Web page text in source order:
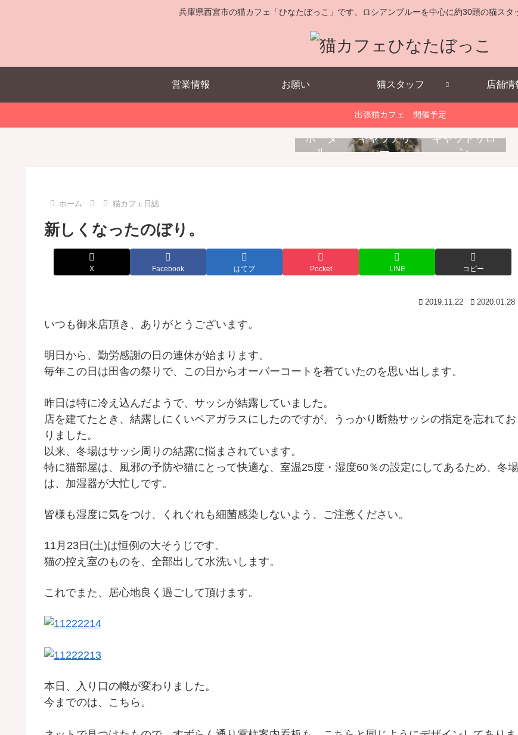
兵庫県西宮市の猫カフェ「ひなたぼっこ」です。ロシアンブルーを中心に約30頭の猫スタ
営業情報 お願い 猫スタッフ 店舗情
出張猫カフェ 開催予定
ポータ
ル
キャッテリ
ー
キャットサロ
ン
ホーム 猫カフェ日誌
新しくなったのぼり。
X Facebook はてブ Pocket LINE コピー
2019.11.22 2020.01.28
いつも御来店頂き、ありがとうございます。
明日から、勤労感謝の日の連休が始まります。
毎年この日は田舎の祭りで、この日からオーバーコートを着ていたのを思い出します。
昨日は特に冷え込んだようで、サッシが結露していました。
店を建てたとき、結露しにくいペアガラスにしたのですが、うっかり断熱サッシの指定を忘れてお
りました。
以来、冬場はサッシ周りの結露に悩まされています。
特に猫部屋は、風邪の予防や猫にとって快適な、室温25度・湿度60％の設定にしてあるため、冬場
は、加湿器が大忙しです。
皆様も湿度に気をつけ、くれぐれも細菌感染しないよう、ご注意ください。
11月23日(土)は恒例の大そうじです。
猫の控え室のものを、全部出して水洗いします。
これでまた、居心地良く過ごして頂けます。
本日、入り口の幟が変わりました。
今までのは、こちら。